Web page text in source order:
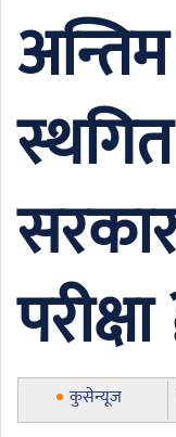
कुसेन्यूज